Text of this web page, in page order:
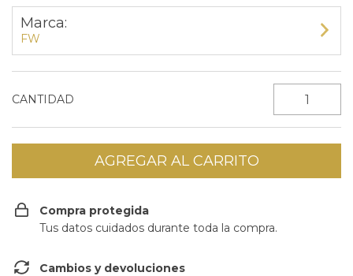
Marca:
FW
CANTIDAD
Compra protegida
Tus datos cuidados durante toda la compra.
Cambios y devoluciones